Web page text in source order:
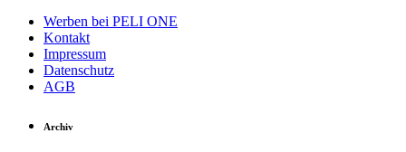
Werben bei PELI ONE
Kontakt
Impressum
Datenschutz
AGB
Archiv